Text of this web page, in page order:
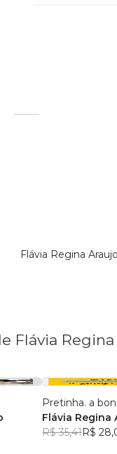
Flávia Regina
Flávia
Pretinha. a
Flávia Regina
R$ 35,41R$